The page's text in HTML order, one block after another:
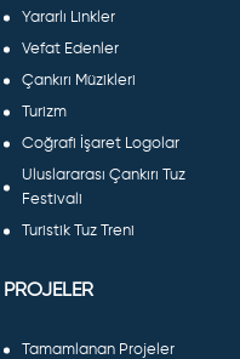
Yararlı Linkler
Vefat Edenler
Çankırı Müzikleri
Turizm
Coğrafi İşaret Logolar
Uluslararası Çankırı Tuz
Festivali
Turistik Tuz Treni
PROJELER
Tamamlanan Projeler